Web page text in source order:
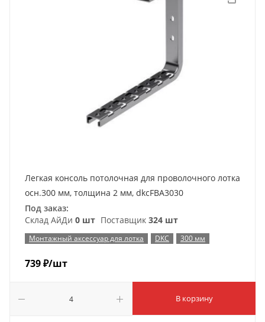
Легкая консоль потолочная для проволочного лотка
осн.300 мм, толщина 2 мм, dkcFBA3030
Под заказ:
Склад АйДи 0 шт Поставщик 324 шт
Монтажный аксессуар для лотка DKC 300 мм
739₽/шт
В корзину